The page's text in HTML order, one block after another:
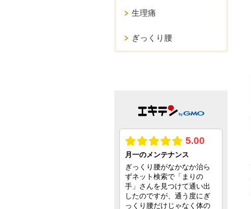
生理痛
ぎっくり腰